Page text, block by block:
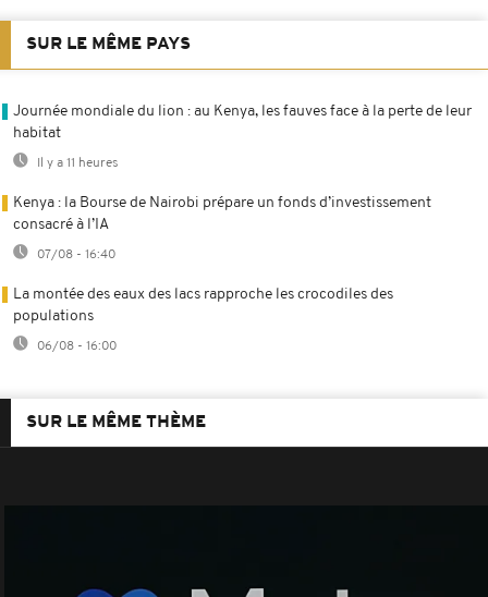
SUR LE MÊME PAYS
Journée mondiale du lion : au Kenya, les fauves face à la perte de leur
habitat
Il y a 11 heures
Kenya : la Bourse de Nairobi prépare un fonds d’investissement
consacré à l’IA
07/08 - 16:40
La montée des eaux des lacs rapproche les crocodiles des
populations
06/08 - 16:00
SUR LE MÊME THÈME